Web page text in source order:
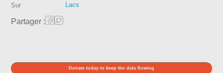
Sur
Lacs
Partager :
Donate today to keep the data flowing